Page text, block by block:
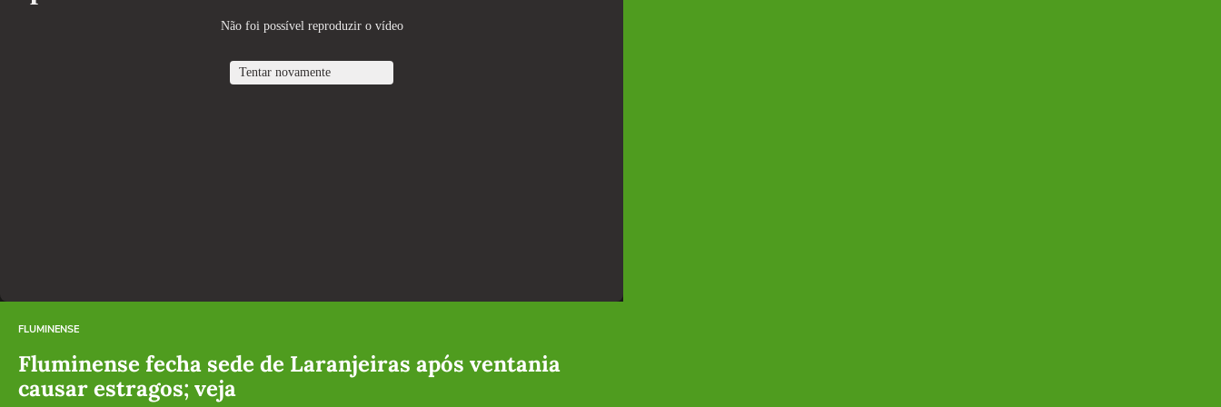
FLUMINENSE
Fluminense fecha sede de Laranjeiras após ventania
causar estragos; veja